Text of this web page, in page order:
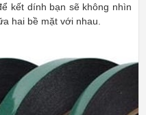
kết dính bạn sẽ không nhìn
hai bề mặt với nhau.